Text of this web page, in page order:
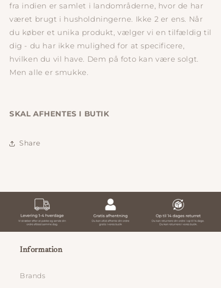
fra indien er samlet i landområderne, hvor de har
været brugt i husholdningerne. Ikke 2 er ens. Når
du køber et unika produkt, vælger vi en tilfældig til
dig - du har ikke mulighed for at specificere,
hvilken du vil have. Dem på foto kan være solgt.
Men alle er smukke.
SKAL AFHENTES I BUTIK
Share
Information
Brands